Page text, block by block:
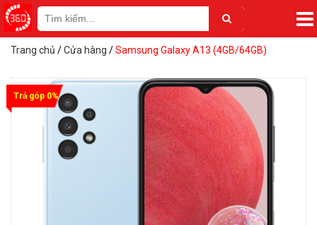
Trang chủ /Cửa hàng /Samsung Galaxy A13 (4GB/64GB)
Trả góp 0%